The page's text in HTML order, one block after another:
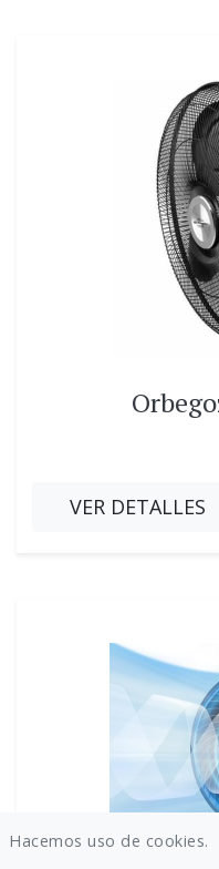
VER DETALLES
Hacemos uso de cookies.